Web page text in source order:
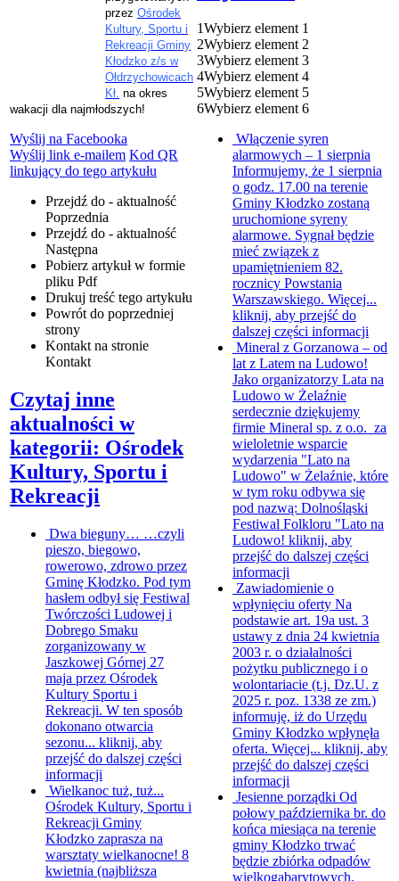
przez Ośrodek
Kultury, Sportu i
Rekreacji Gminy
Kłodzko z/s w
Ołdrzychowicach
Kł. na okres
wakacji dla najmłodszych!
Wyślij na Facebooka
Wyślij link e-mailem Kod QR
linkujący do tego artykułu
Przejdź do - aktualność
Poprzednia
Przejdź do - aktualność
Następna
Pobierz artykuł w formie
pliku Pdf
Drukuj treść tego artykułu
Powrót do poprzedniej
strony
Kontakt na stronie
Kontakt
Czytaj inne
aktualności w
kategorii: Ośrodek
Kultury, Sportu i
Rekreacji
Dwa bieguny… …czyli
pieszo, biegowo,
rowerowo, zdrowo przez
Gminę Kłodzko. Pod tym
hasłem odbył się Festiwal
Twórczości Ludowej i
Dobrego Smaku
zorganizowany w
Jaszkowej Górnej 27
maja przez Ośrodek
Kultury Sportu i
Rekreacji. W ten sposób
dokonano otwarcia
sezonu... kliknij, aby
przejść do dalszej części
informacji
Wielkanoc tuż, tuż...
Ośrodek Kultury, Sportu i
Rekreacji Gminy
Kłodzko zaprasza na
warsztaty wielkanocne! 8
kwietnia (najbliższa
1Wybierz element 1
2Wybierz element 2
3Wybierz element 3
4Wybierz element 4
5Wybierz element 5
6Wybierz element 6
Włączenie syren
alarmowych – 1 sierpnia
Informujemy, że 1 sierpnia
o godz. 17.00 na terenie
Gminy Kłodzko zostaną
uruchomione syreny
alarmowe. Sygnał będzie
mieć związek z
upamiętnieniem 82.
rocznicy Powstania
Warszawskiego. Więcej...
kliknij, aby przejść do
dalszej części informacji
Mineral z Gorzanowa – od
lat z Latem na Ludowo!
Jako organizatorzy Lata na
Ludowo w Żelaźnie
serdecznie dziękujemy
firmie Mineral sp. z o.o. za
wieloletnie wsparcie
wydarzenia "Lato na
Ludowo" w Żelaźnie, które
w tym roku odbywa się
pod nazwą: Dolnośląski
Festiwal Folkloru "Lato na
Ludowo! kliknij, aby
przejść do dalszej części
informacji
Zawiadomienie o
wpłynięciu oferty Na
podstawie art. 19a ust. 3
ustawy z dnia 24 kwietnia
2003 r. o działalności
pożytku publicznego i o
wolontariacie (t.j. Dz.U. z
2025 r. poz. 1338 ze zm.)
informuję, iż do Urzędu
Gminy Kłodzko wpłynęła
oferta. Więcej... kliknij, aby
przejść do dalszej części
informacji
Jesienne porządki Od
połowy października br. do
końca miesiąca na terenie
gminy Kłodzko trwać
będzie zbiórka odpadów
wielkogabarytowych.